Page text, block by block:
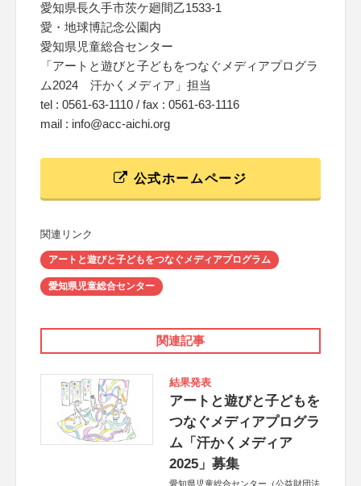
愛知県長久手市茨ケ廻間乙1533-1
愛・地球博記念公園内
愛知県児童総合センター
「アートと遊びと子どもをつなぐメディアプログラ
ム2024 汗かくメディア」担当
tel : 0561-63-1110 / fax : 0561-63-1116
mail : info@acc-aichi.org
公式ホームページ
関連リンク
アートと遊びと子どもをつなぐメディアプログラム
愛知県児童総合センター
関連記事
結果発表
アートと遊びと子どもを
つなぐメディアプログラ
ム「汗かくメディア
2025」募集
愛知県児童総合センター（公益財団法